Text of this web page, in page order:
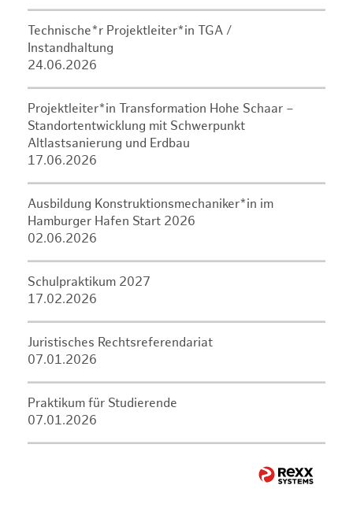
Technische*r Projektleiter*in TGA /
Instandhaltung
24.06.2026
Projektleiter*in Transformation Hohe Schaar –
Standortentwicklung mit Schwerpunkt
Altlastsanierung und Erdbau
17.06.2026
Ausbildung Konstruktionsmechaniker*in im
Hamburger Hafen Start 2026
02.06.2026
Schulpraktikum 2027
17.02.2026
Juristisches Rechtsreferendariat
07.01.2026
Praktikum für Studierende
07.01.2026